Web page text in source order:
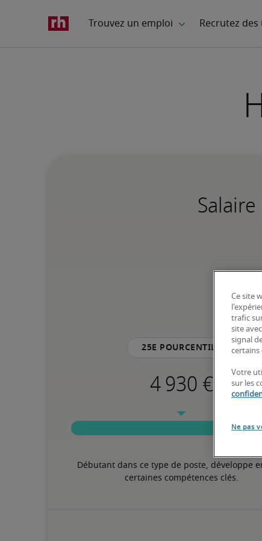
25e pourcentile
Débutant dans ce type de poste, développe
certaines compétences clés.
Ce site
trafic
site
signal
certains
Votre
sur les
Ne pas